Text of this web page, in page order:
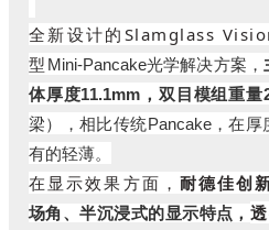
全新设计的Slamglass
型 Mini-Pancake光学解决方案，
体厚度11.1mm，双目模组重量
梁），相比传统Pancake，在
有的轻薄。
在显示效果方面， 耐德佳创
场角、半沉浸式的显示特点，